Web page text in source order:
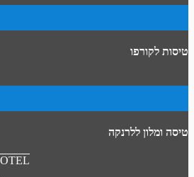
טיסות לקורפו
טיסה ומלון ללרנקה